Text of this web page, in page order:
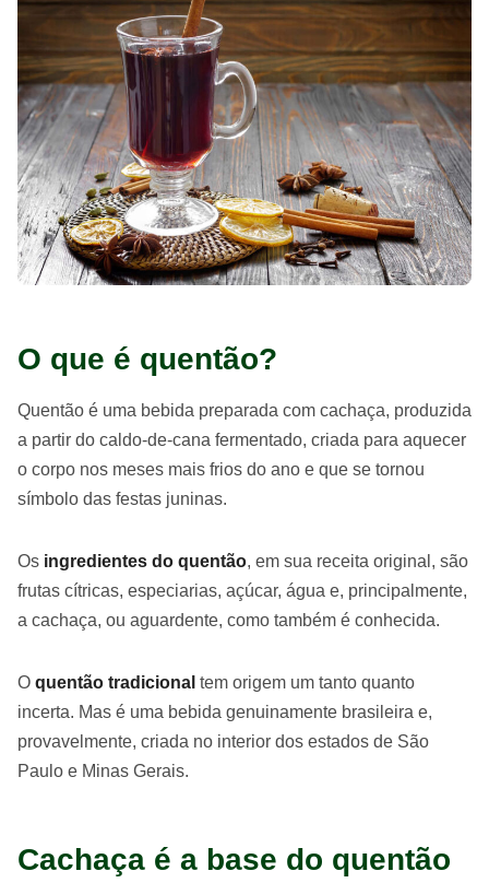
O que é quentão?
Quentão é uma bebida preparada com cachaça, produzida
a partir do caldo-de-cana fermentado, criada para aquecer
o corpo nos meses mais frios do ano e que se tornou
símbolo das festas juninas.
Os ingredientes do quentão, em sua receita original, são
frutas cítricas, especiarias, açúcar, água e, principalmente,
a cachaça, ou aguardente, como também é conhecida.
O quentão tradicional tem origem um tanto quanto
incerta. Mas é uma bebida genuinamente brasileira e,
provavelmente, criada no interior dos estados de São
Paulo e Minas Gerais.
Cachaça é a base do quentão